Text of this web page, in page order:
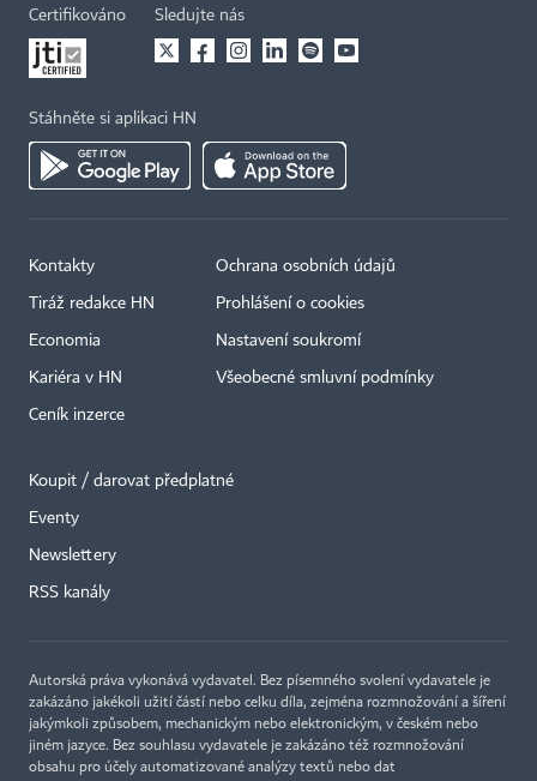
Certifikováno Sledujte nás
Stáhněte si aplikaci HN
Kontakty
Tiráž redakce HN
Economia
Kariéra v HN
Ceník inzerce
Ochrana osobních údajů
Prohlášení o cookies
Nastavení soukromí
Všeobecné smluvní podmínky
Koupit / darovat předplatné
Eventy
Newslettery
RSS kanály
Autorská práva vykonává vydavatel. Bez písemného svolení vydavatele je
zakázáno jakékoli užití částí nebo celku díla, zejména rozmnožování a šíření
jakýmkoli způsobem, mechanickým nebo elektronickým, v českém nebo
jiném jazyce. Bez souhlasu vydavatele je zakázáno též rozmnožování
obsahu pro účely automatizované analýzy textů nebo dat